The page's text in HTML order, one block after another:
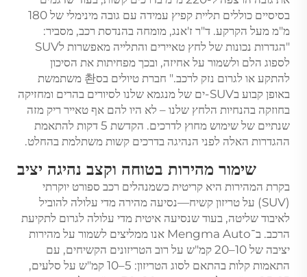
בסיסיים כוללים תליית קפיץ עמידה עם גובה מינימלי של 180
מ"מ מעל הקרקע. ד"ר ז'אנג, מומחה בהנדסת רכב, מסביר:
"הגדרות נכונות של לחץ טאיירים והתלייה מאפשרות לSUV
לספוג הלם ולשמור על אחיזה, ובכך מפחיתות את הסיכון
להתקע או לגרום נזק לרכב." חברת טיולים בס촨 משתמשת
באופן קבוע בSUV-ים של מנגמא שלנו לסיורים בהרים ומחזיקה
בחוזקה בהנחיות הלחץ שלנו – לא היו להם אף טאייר ריק מזה
שנתיים של שימוש מחוץ לדרכים. הקדשת 5 דקות להתאמת
ההגדרות האלה לפני הנהיגה בדרכים קשות משתלמת בהחלט.
שימור מהירות בטוחה וקצב נהיגה יציב
בקרת המהירות היא קריטית כשמנהלים רכב ספורט יוקרתי
(SUV) על טריזון קשיח—נסיעה מהירה מדי עלולה להוביל
לאיבוד שליטה, בעוד שנסיעה איטית מדי עלולה לגרום לתקיעת
הרכב. ב־Mengma Auto אנו ממליצים לשמור על מהירות
יציבה של 10–20 קמ"ש על רוב הטריזונים הקשיחים, עם
התאמות קלות בהתאם לסוג הטריזון: 5–10 קמ"ש על סלעים,